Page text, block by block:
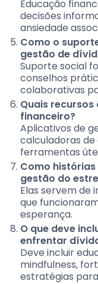
Educação
decisões
ansiedade
Como o
gestão de
Suporte social
conselhos
colaborativas
Quais
financeiro?
Aplicativos de
calculadoras
ferramentas
Como
gestão do
Elas servem de
que
esperança.
O que deve
enfrentar
Deve incluir
mindfulness,
estratégias